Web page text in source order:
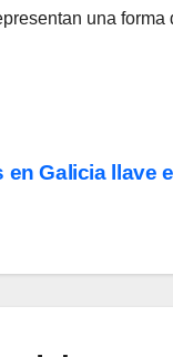
una
Galicia llave